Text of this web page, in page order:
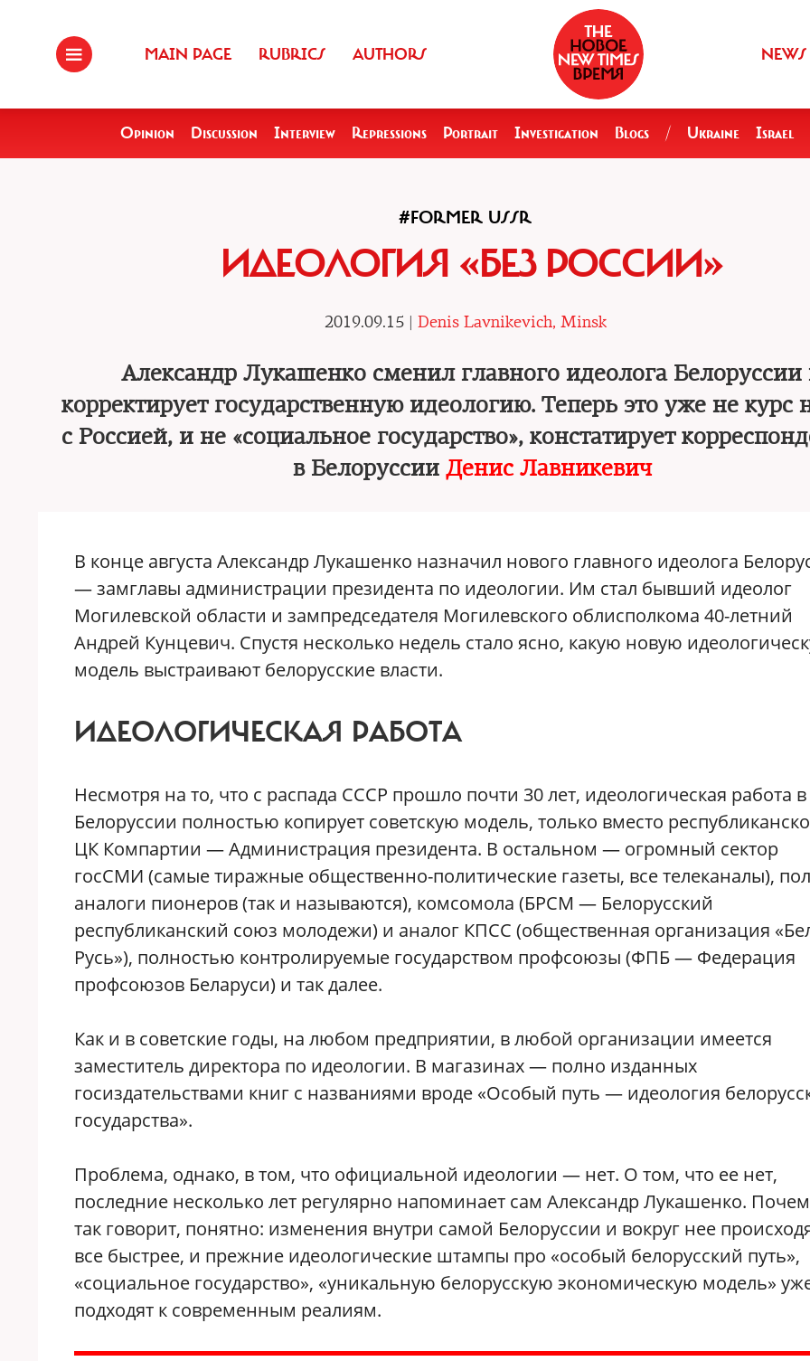
MAIN PAGE RUBRICS AUTHORS NEWS
Opinion Discussion Interview Repressions Portrait Investigation Blogs / Ukraine Israel
#FORMER USSR
ИДЕОЛОГИЯ «БЕЗ РОССИИ»
2019.09.15 | Denis Lavnikevich, Minsk
Александр Лукашенко сменил главного идеолога Белоруссии
корректирует государственную идеологию. Теперь это уже не курс
с Россией, и не «социальное государство», констатирует
в Белоруссии Денис Лавникевич
В конце августа Александр Лукашенко назначил нового главного идеолога
— замглавы администрации президента по идеологии. Им стал бывший идеолог
Могилевской области и зампредседателя Могилевского облисполкома 40-летний
Андрей Кунцевич. Спустя несколько недель стало ясно, какую новую
модель выстраивают белорусские власти.
ИДЕОЛОГИЧЕСКАЯ РАБОТА
Несмотря на то, что с распада СССР прошло почти 30 лет, идеологическая работа в
Белоруссии полностью копирует советскую модель, только вместо
ЦК Компартии — Администрация президента. В остальном — огромный сектор
госСМИ (самые тиражные общественно-политические газеты, все телеканалы),
аналоги пионеров (так и называются), комсомола (БРСМ — Белорусский
республиканский союз молодежи) и аналог КПСС (общественная организация
Русь»), полностью контролируемые государством профсоюзы (ФПБ — Федерация
профсоюзов Беларуси) и так далее.
Как и в советские годы, на любом предприятии, в любой организации имеется
заместитель директора по идеологии. В магазинах — полно изданных
госиздательствами книг с названиями вроде «Особый путь — идеология
государства».
Проблема, однако, в том, что официальной идеологии — нет. О том, что ее нет,
последние несколько лет регулярно напоминает сам Александр Лукашенко.
так говорит, понятно: изменения внутри самой Белоруссии и вокруг нее
все быстрее, и прежние идеологические штампы про «особый белорусский путь»,
«социальное государство», «уникальную белорусскую экономическую модель»
подходят к современным реалиям.